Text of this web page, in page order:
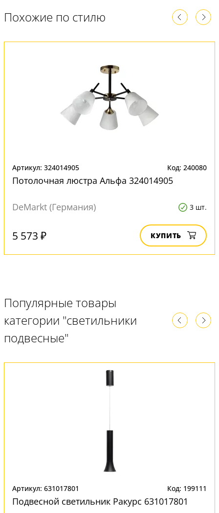
Похожие по стилю
Артикул: 324014905 Код: 240080
Потолочная люстра Альфа 324014905
DeMarkt (Германия) 3 шт.
5 573 ₽ КУПИТЬ
Популярные товары
категории "светильники
подвесные"
Артикул: 631017801 Код: 199111
Подвесной светильник Ракурс 631017801